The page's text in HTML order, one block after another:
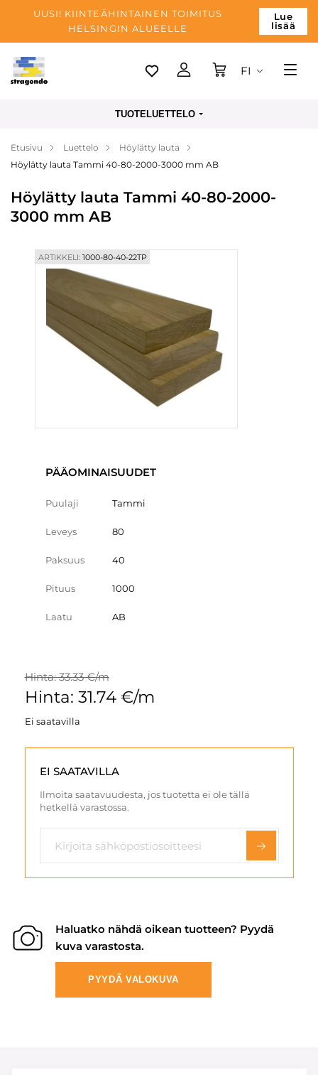
UUSI! KIINTEÄHINTAINEN TOIMITUS
HELSINGIN ALUEELLE
Lue
lisää
Tallinn
Maksu
Blogi
FI
TUOTELUETTELO
Etusivu Luettelo
Höylätty lauta
Höylätty lauta Tammi 40-80-2000-3000 mm AB
Höylätty lauta Tammi 40-80-2000-
3000 mm AB
ARTIKKELI:1000-80-40-22TP
PÄÄOMINAISUUDET
Puulaji Tammi
Leveys 80
Paksuus 40
Pituus 1000
Laatu AB
Hinta: 33.33 €/m
Hinta: 31.74 €/m
Ei saatavilla
EI SAATAVILLA
Ilmoita saatavuudesta, jos tuotetta ei ole tällä
hetkellä varastossa.
Haluatko nähdä oikean tuotteen? Pyydä
kuva varastosta.
PYYDÄ VALOKUVA